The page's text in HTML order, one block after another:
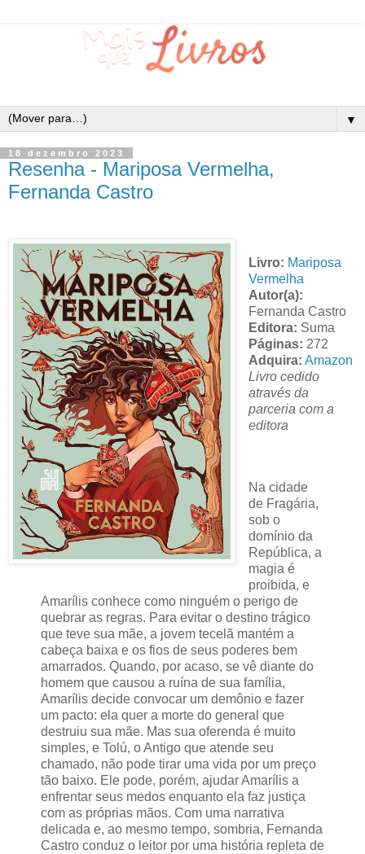
▼
18 dezembro 2023
Resenha - Mariposa Vermelha,
Fernanda Castro
Livro: Mariposa
Vermelha
Autor(a):
Fernanda Castro
Editora: Suma
Páginas: 272
Adquira: Amazon
Livro cedido
através da
parceria com a
editora
Na cidade
de Fragária,
sob o
domínio da
República, a
magia é
proibida, e
Amarílis conhece como ninguém o perigo de
quebrar as regras. Para evitar o destino trágico
que teve sua mãe, a jovem tecelã mantém a
cabeça baixa e os fios de seus poderes bem
amarrados. Quando, por acaso, se vê diante do
homem que causou a ruína de sua família,
Amarílis decide convocar um demônio e fazer
um pacto: ela quer a morte do general que
destruiu sua mãe. Mas sua oferenda é muito
simples, e Tolú, o Antigo que atende seu
chamado, não pode tirar uma vida por um preço
tão baixo. Ele pode, porém, ajudar Amarílis a
enfrentar seus medos enquanto ela faz justiça
com as próprias mãos. Com uma narrativa
delicada e, ao mesmo tempo, sombria, Fernanda
Castro conduz o leitor por uma história repleta de